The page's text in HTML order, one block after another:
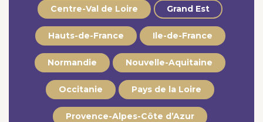
Centre-Val de Loire Grand Est
Hauts-de-France Ile-de-France
Normandie Nouvelle-Aquitaine
Occitanie Pays de la Loire
Provence-Alpes-Côte d’Azur